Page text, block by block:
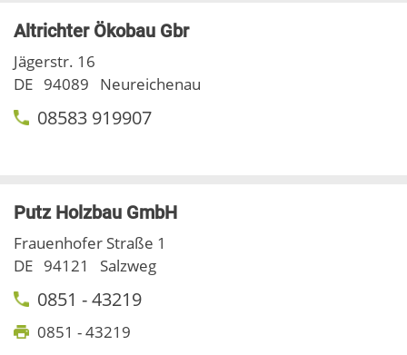
Altrichter Ökobau Gbr
Jägerstr. 16
DE 94089 Neureichenau
08583 919907
Putz Holzbau GmbH
Frauenhofer Straße 1
DE 94121 Salzweg
0851 - 43219
0851 - 43219